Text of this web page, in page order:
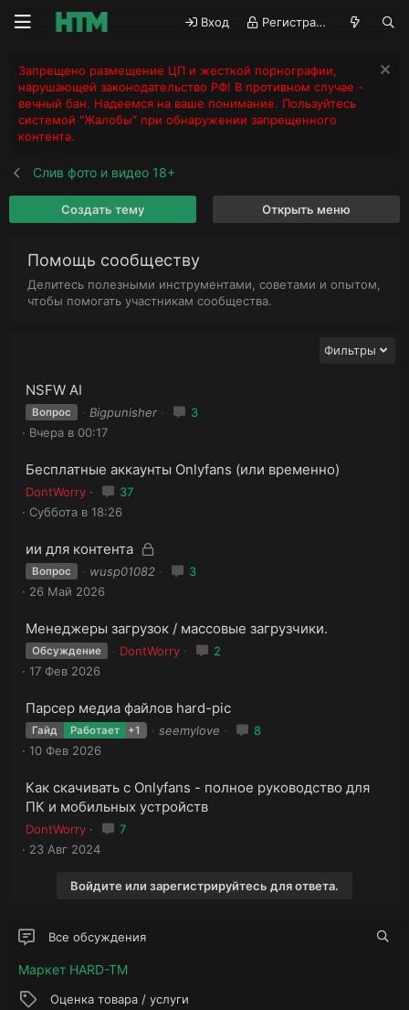
Вход Регистрация
Запрещено размещение ЦП и жесткой порнографии,
нарушающей законодательство РФ! В противном случае -
вечный бан. Надеемся на ваше понимание. Пользуйтесь
системой "Жалобы" при обнаружении запрещенного
контента.
Слив фото и видео 18+
Создать тему Открыть меню
Помощь сообществу
Делитесь полезными инструментами, советами и опытом,
чтобы помогать участникам сообщества.
Фильтры
NSFW AI
Вопрос Bigpunisher
3
Вчера в 00:17
Бесплатные аккаунты Onlyfans (или временно)
DontWorry
37
Суббота в 18:26
ии для контента
З
а
ы
т
Вопрос wusp01082
3
26 Май 2026
Менеджеры загрузок / массовые загрузчики.
Обсуждение DontWorry
2
17 Фев 2026
Парсер медиа файлов hard-pic
Гайд Работает +1 seemylove
8
10 Фев 2026
Как скачивать с Onlyfans - полное руководство для
ПК и мобильных устройств
DontWorry
7
23 Авг 2024
Войдите или зарегистрируйтесь для ответа.
Все обсуждения
Маркет HARD-TM
Оценка товара / услуги